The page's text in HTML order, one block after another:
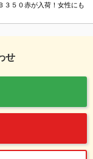
３５０赤が入荷！女性にも
せ